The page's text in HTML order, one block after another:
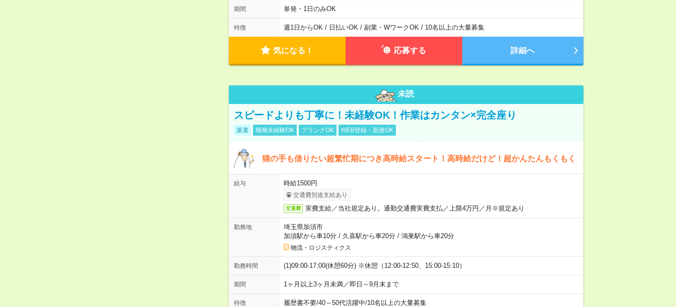
期間 単発・1日のみOK
特徴 週1日からOK / 日払いOK / 副業・WワークOK / 10名以上の大量募集
気になる！ 応募する 詳細へ
未読
スピードよりも丁寧に！未経験OK！作業はカンタン×完全座り
派遣 職種未経験OK ブランクOK WEB登録・面接OK
猫の手も借りたい超繁忙期につき高時給スタート！高時給だけど！超かんたんもくもく
給与 時給1500円
交通費別途支給あり
交通費 実費支給／当社規定あり。通勤交通費実費支払／上限4万円／月※規定あり
勤務地
埼玉県加須市
加須駅から車10分/ 久喜駅から車20分/ 鴻巣駅から車20分
物流・ロジスティクス
勤務時間 (1)09:00-17:00(休憩60分) ※休憩（12:00-12:50、15:00-15:10）
期間 1ヶ月以上3ヶ月未満／即日～9月末まで
特徴 履歴書不要/40～50代活躍中/10名以上の大量募集